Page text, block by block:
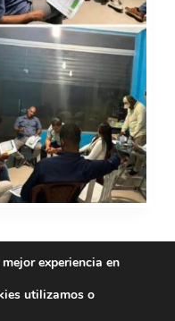
experiencia en
utilizamos o